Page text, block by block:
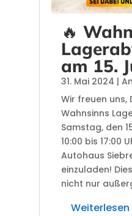
🔥
am 15.
31. Mai 2024 |
Wir freuen uns,
Wahnsinns
Samstag, den
10:00 bis 17:00
Autohaus
einzuladen!
nicht nur
Weiterlesen